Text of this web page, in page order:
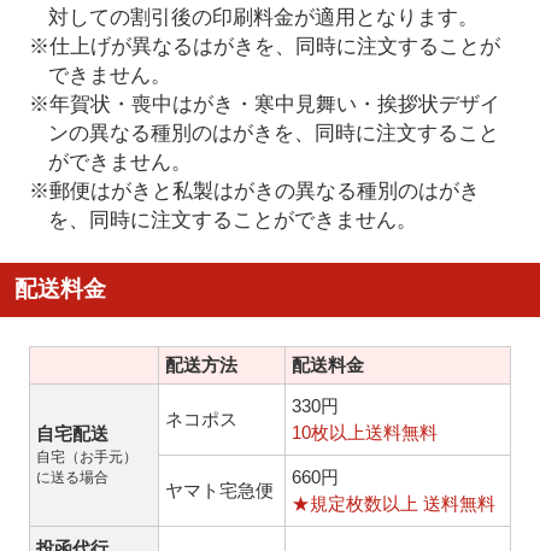
対しての割引後の印刷料金が適用となります。
※仕上げが異なるはがきを、同時に注文することが
できません。
※年賀状・喪中はがき・寒中見舞い・挨拶状デザイ
ンの異なる種別のはがきを、同時に注文すること
ができません。
※郵便はがきと私製はがきの異なる種別のはがき
を、同時に注文することができません。
配送料金
配送方法 配送料金
自宅配送
自宅（お手元）
に送る場合
ネコポス
330円
10枚以上送料無料
ヤマト宅急便
660円
★規定枚数以上 送料無料